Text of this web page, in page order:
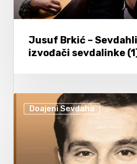
Jusuf Brkić –
izvođači sevdalinke
Doajeni Sevdaha